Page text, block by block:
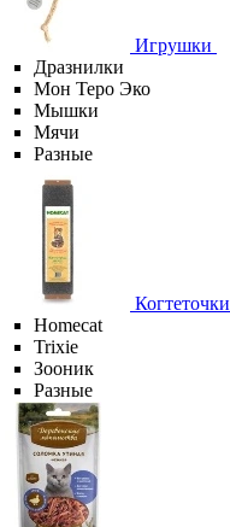
Игрушки
Дразнилки
Мон Теро Эко
Мышки
Мячи
Разные
Когтеточки
Homecat
Trixie
Зооник
Разные